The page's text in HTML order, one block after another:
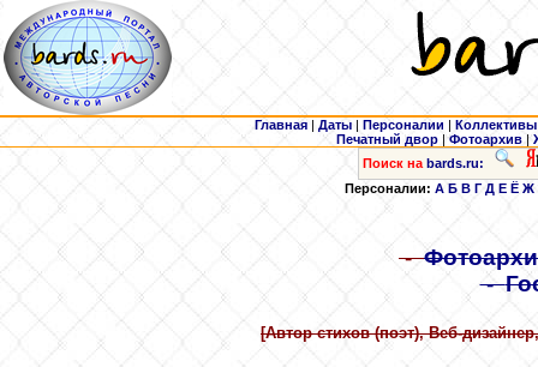
Главная | Даты | Персоналии | Коллективы
Печатный двор |Фотоархив |
Поиск на bards.ru:
Персоналии: А Б В Г Д Е Ё Ж
-
-
[Автор стихов (поэт), Веб-